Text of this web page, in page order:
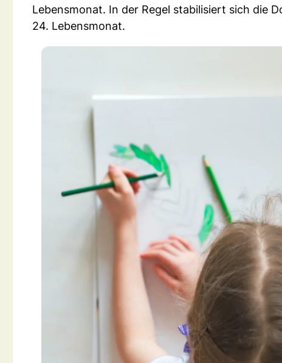
Lebensmonat. In der Regel stabilisiert sich die
24. Lebensmonat.